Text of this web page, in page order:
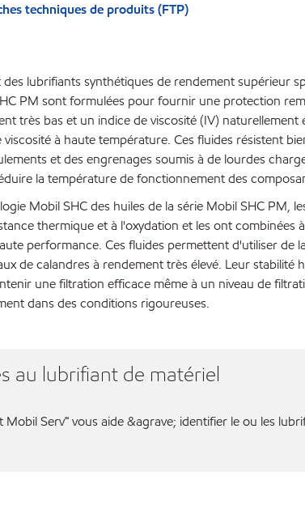
techniques de produits (FTP)
lubrifiants synthétiques de rendement supérieur
PM sont formulées pour fournir une protection
très bas et un indice de viscosité (IV)
à haute température. Ces fluides résistent
et des engrenages soumis à de lourdes
la température de fonctionnement des
Mobil SHC des huiles de la série Mobil SHC
thermique et à l'oxydation et les ont
performance. Ces fluides permettent d'utiliser
de calandres à rendement très élevé. Leur
une filtration efficace même à un niveau de
dans des conditions rigoureuses.
au lubrifiant de matériel
Serv℠ vous aide &agrave; identifier le ou les